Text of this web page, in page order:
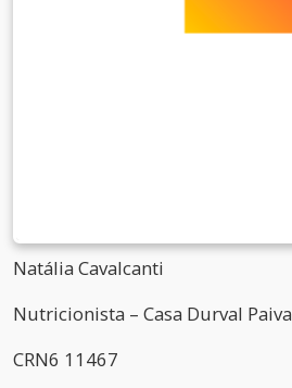
Natália Cavalcanti
Nutricionista – Casa Durval Paiva
CRN6 11467